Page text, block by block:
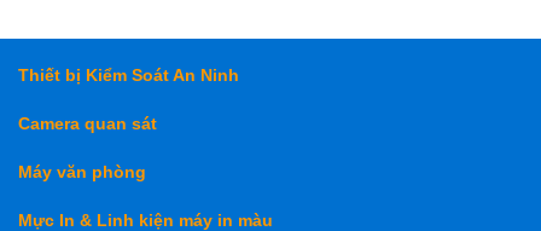
Thiết bị Kiểm Soát An Ninh
Camera quan sát
Máy văn phòng
Mực In & Linh kiện máy in màu